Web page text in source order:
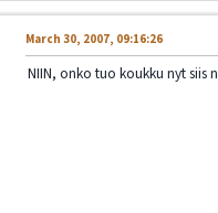
March 30, 2007, 09:16:26
NIIN, onko tuo koukku nyt siis